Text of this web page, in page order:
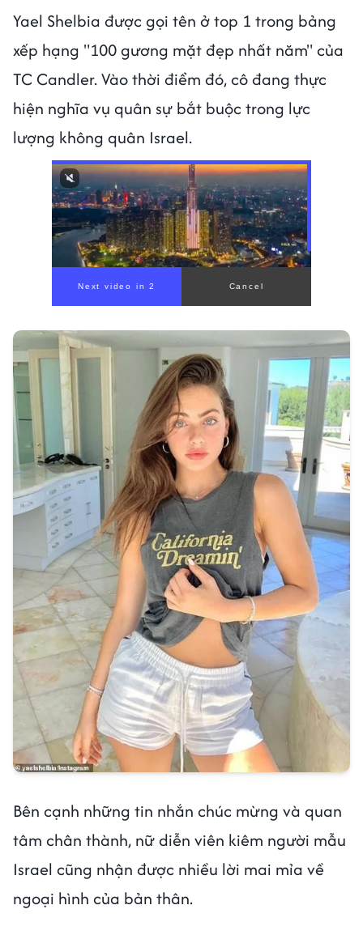
Yael Shelbia được gọi tên ở top 1 trong bảng
xếp hạng "100 gương mặt đẹp nhất năm" của
TC Candler. Vào thời điểm đó, cô đang thực
hiện nghĩa vụ quân sự bắt buộc trong lực
lượng không quân Israel.
Bên cạnh những tin nhắn chúc mừng và quan
tâm chân thành, nữ diễn viên kiêm người mẫu
Israel cũng nhận được nhiều lời mai mỉa về
ngoại hình của bản thân.